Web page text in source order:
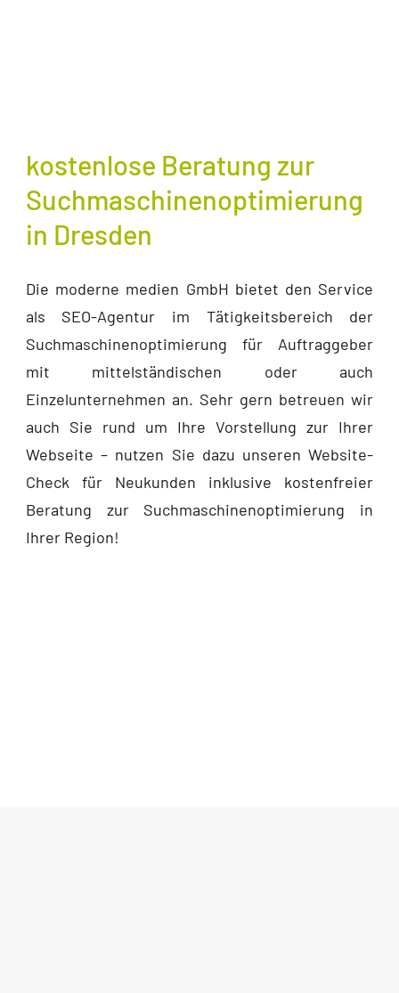
kostenlose Beratung zur
Suchmaschinenoptimierung
in Dresden
Die moderne medien GmbH bietet den Service
als SEO-Agentur im Tätigkeitsbereich der
Suchmaschinenoptimierung für Auftraggeber
mit mittelständischen oder auch
Einzelunternehmen an. Sehr gern betreuen wir
auch Sie rund um Ihre Vorstellung zur Ihrer
Webseite – nutzen Sie dazu unseren Website-
Check für Neukunden inklusive kostenfreier
Beratung zur Suchmaschinenoptimierung in
Ihrer Region!